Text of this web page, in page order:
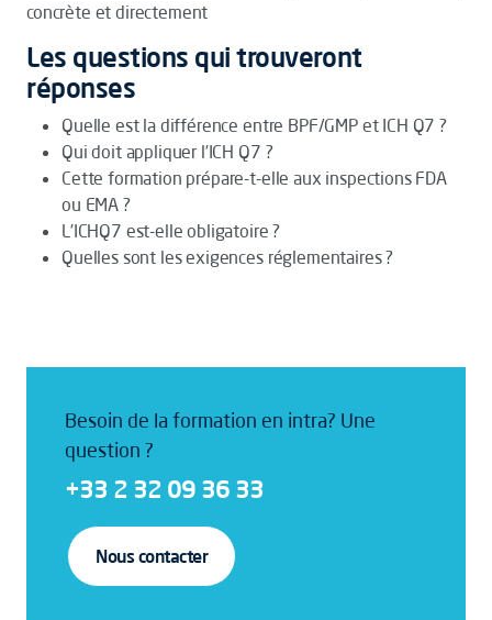
concrète et directement
Les questions qui trouveront
réponses
Quelle est la différence entre BPF/GMP et ICH Q7 ?
Qui doit appliquer l’ICH Q7 ?
Cette formation prépare-t-elle aux inspections FDA
ou EMA ?
L’ICHQ7 est-elle obligatoire ?
Quelles sont les exigences réglementaires ?
Besoin de la formation en intra? Une
question ?
+33 2 32 09 36 33
Nous contacter